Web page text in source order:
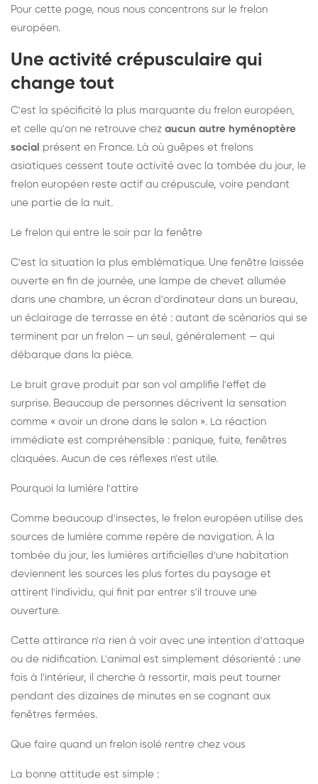
Pour cette page, nous nous concentrons sur le frelon
européen.
Une activité crépusculaire qui
change tout
C'est la spécificité la plus marquante du frelon européen,
et celle qu'on ne retrouve chez aucun autre hyménoptère
social présent en France. Là où guêpes et frelons
asiatiques cessent toute activité avec la tombée du jour, le
frelon européen reste actif au crépuscule, voire pendant
une partie de la nuit.
Le frelon qui entre le soir par la fenêtre
C'est la situation la plus emblématique. Une fenêtre laissée
ouverte en fin de journée, une lampe de chevet allumée
dans une chambre, un écran d'ordinateur dans un bureau,
un éclairage de terrasse en été : autant de scénarios qui se
terminent par un frelon — un seul, généralement — qui
débarque dans la pièce.
Le bruit grave produit par son vol amplifie l'effet de
surprise. Beaucoup de personnes décrivent la sensation
comme « avoir un drone dans le salon ». La réaction
immédiate est compréhensible : panique, fuite, fenêtres
claquées. Aucun de ces réflexes n'est utile.
Pourquoi la lumière l'attire
Comme beaucoup d'insectes, le frelon européen utilise des
sources de lumière comme repère de navigation. À la
tombée du jour, les lumières artificielles d'une habitation
deviennent les sources les plus fortes du paysage et
attirent l'individu, qui finit par entrer s'il trouve une
ouverture.
Cette attirance n'a rien à voir avec une intention d'attaque
ou de nidification. L'animal est simplement désorienté : une
fois à l'intérieur, il cherche à ressortir, mais peut tourner
pendant des dizaines de minutes en se cognant aux
fenêtres fermées.
Que faire quand un frelon isolé rentre chez vous
La bonne attitude est simple :